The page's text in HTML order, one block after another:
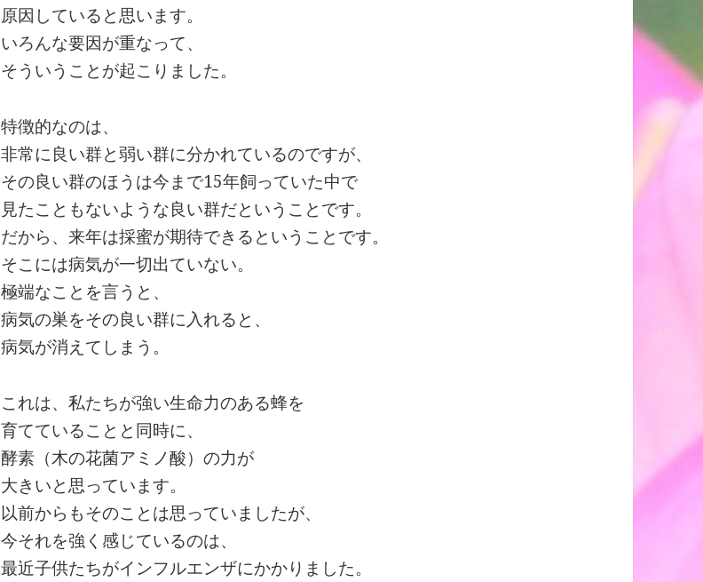
原因していると思います。
いろんな要因が重なって、
そういうことが起こりました。
特徴的なのは、
非常に良い群と弱い群に分かれているのですが、
その良い群のほうは今まで15年飼っていた中で
見たこともないような良い群だということです。
だから、来年は採蜜が期待できるということです。
そこには病気が一切出ていない。
極端なことを言うと、
病気の巣をその良い群に入れると、
病気が消えてしまう。
これは、私たちが強い生命力のある蜂を
育てていることと同時に、
酵素（木の花菌アミノ酸）の力が
大きいと思っています。
以前からもそのことは思っていましたが、
今それを強く感じているのは、
最近子供たちがインフルエンザにかかりました。